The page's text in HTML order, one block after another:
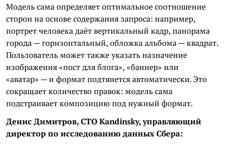
Модель сама определяет оптимальное соотношение
сторон на основе содержания запроса: например,
портрет человека даёт вертикальный кадр, панорама
города — горизонтальный, обложка альбома — квадрат.
Пользователь может также указать назначение
изображения «пост для блога», «баннер» или
«аватар» — и формат подтянется автоматически. Это
сокращает количество правок: модель сама
подстраивает композицию под нужный формат.
Денис Димитров, CTO Kandinsky, управляющий
директор по исследованию данных Сбера: